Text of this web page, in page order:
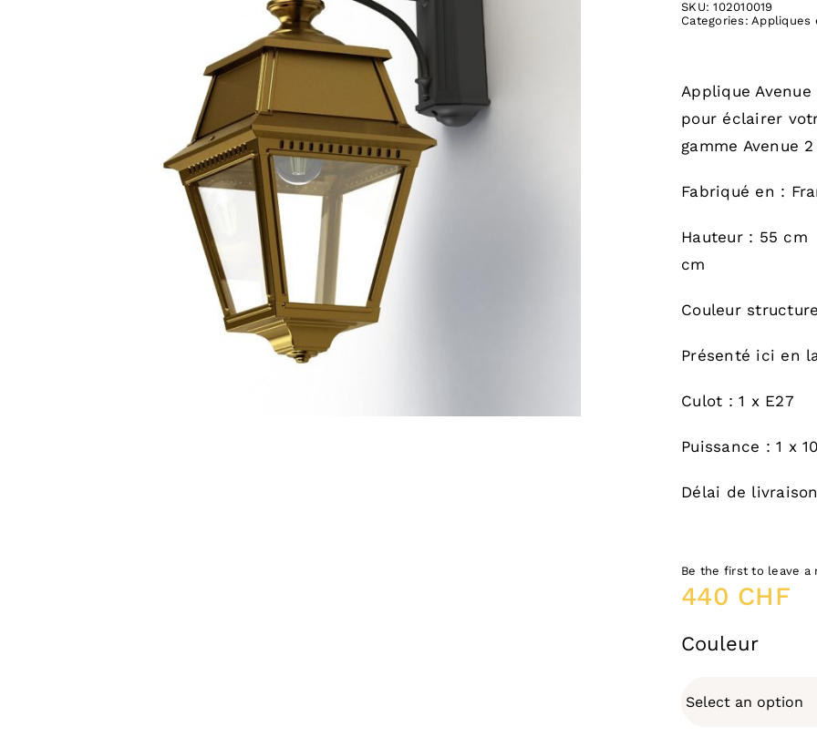
SKU:102010019
Categories:Appliques
Applique
pour éclairer
gamme Avenue
Fabriqué en :
Hauteur : 55
cm
Couleur
Présenté ici en
Culot : 1 x E27
Puissance : 1 x
Délai de
Be the first to leave a
440 CHF
Couleur